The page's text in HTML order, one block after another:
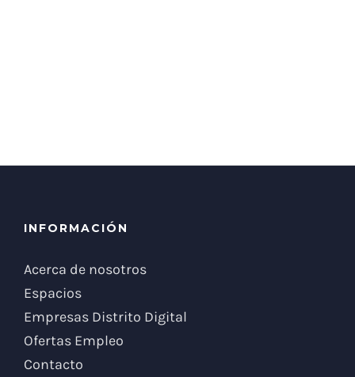
INFORMACIÓN
Acerca de nosotros
Espacios
Empresas Distrito Digital
Ofertas Empleo
Contacto